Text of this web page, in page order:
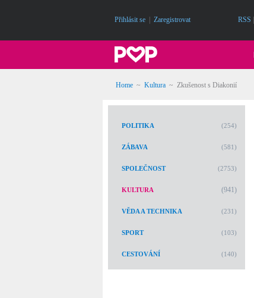
Přihlásit se Zaregistrovat RSS
Home ~ Kultura ~ Zkušenost s Diakonií
POLITIKA (254)
ZÁBAVA (581)
SPOLEČNOST (2753)
KULTURA (941)
VĚDA A TECHNIKA (231)
SPORT (103)
CESTOVÁNÍ (140)